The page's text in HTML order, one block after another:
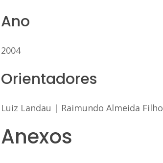
Ano
2004
Orientadores
Luiz Landau | Raimundo Almeida Filho
Anexos